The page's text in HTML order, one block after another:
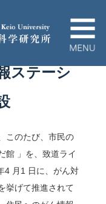
いて
ス＆イベント
ロジェクト
イライト
ステーシ
このたび、市民の
館 」を、致道ライ
4 月1 日に、がん対
挙げて推進されて